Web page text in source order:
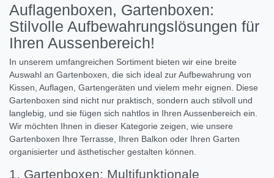
Auflagenboxen, Gartenboxen:
Stilvolle Aufbewahrungslösungen für
Ihren Aussenbereich!
In unserem umfangreichen Sortiment bieten wir eine breite
Auswahl an Gartenboxen, die sich ideal zur Aufbewahrung von
Kissen, Auflagen, Gartengeräten und vielem mehr eignen. Diese
Gartenboxen sind nicht nur praktisch, sondern auch stilvoll und
langlebig, und sie fügen sich nahtlos in Ihren Aussenbereich ein.
Wir möchten Ihnen in dieser Kategorie zeigen, wie unsere
Gartenboxen Ihre Terrasse, Ihren Balkon oder Ihren Garten
organisierter und ästhetischer gestalten können.
1. Gartenboxen: Multifunktionale